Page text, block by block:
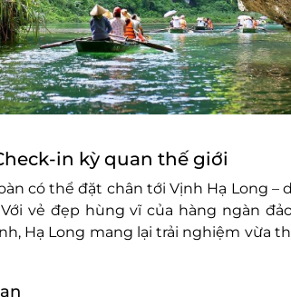
in kỳ quan thế giới
có thể đặt chân tới Vịnh Hạ Long –
vẻ đẹp hùng vĩ của hàng ngàn
Hạ Long mang lại trải nghiệm vừa